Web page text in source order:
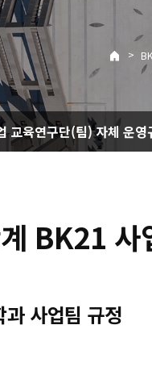
>
교육연구단(팀) 자체 운영
BK21 사
사업팀 규정